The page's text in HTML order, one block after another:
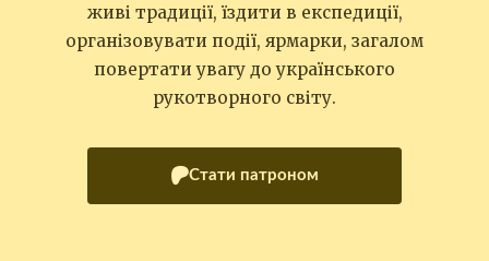
живі традиції, їздити в експедиції,
організовувати події, ярмарки, загалом
повертати увагу до українського
рукотворного світу.
Стати патроном